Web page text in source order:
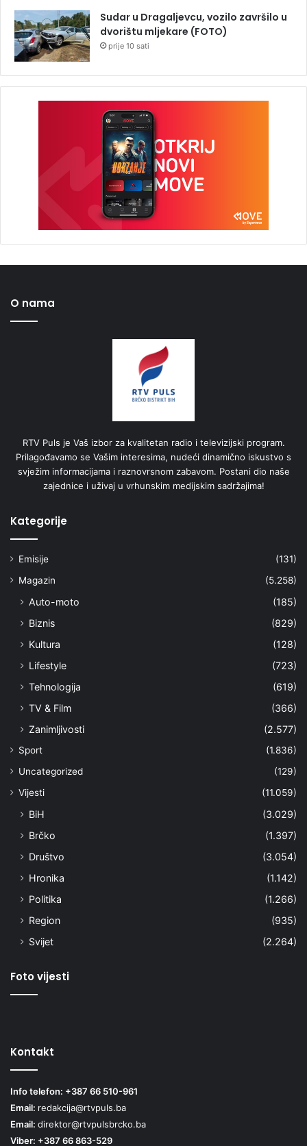
Sudar u Dragaljevcu, vozilo završilo u
dvorištu mljekare (FOTO)
prije 10 sati
O nama
RTV Puls je Vaš izbor za kvalitetan radio i televizijski program.
Prilagođavamo se Vašim interesima, nudeći dinamično iskustvo s
svježim informacijama i raznovrsnom zabavom. Postani dio naše
zajednice i uživaj u vrhunskim medijskim sadržajima!
Kategorije
Emisije
(131)
Magazin
(5.258)
Auto-moto
(185)
Biznis
(829)
Kultura
(128)
Lifestyle
(723)
Tehnologija
(619)
TV & Film
(366)
Zanimljivosti
(2.577)
Sport
(1.836)
Uncategorized
(129)
Vijesti
(11.059)
BiH
(3.029)
Brčko
(1.397)
Društvo
(3.054)
Hronika
(1.142)
Politika
(1.266)
Region
(935)
Svijet
(2.264)
Foto vijesti
Kontakt
Info telefon: +387 66 510-961
Email: redakcija@rtvpuls.ba
Email: direktor@rtvpulsbrcko.ba
Viber: +387 66 863-529